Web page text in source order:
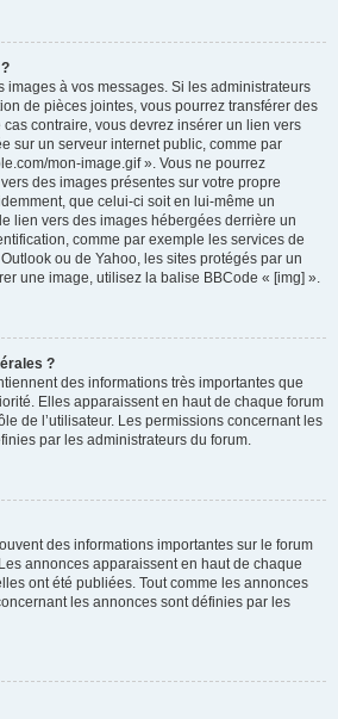
images à vos messages. Si les administrateurs
de pièces jointes, vous pourrez transférer des
contraire, vous devrez insérer un lien vers
sur un serveur internet public, comme par
mon-image.gif ». Vous ne pourrez
des images présentes sur votre propre
que celui-ci soit en lui-même un
lien vers des images hébergées derrière un
comme par exemple les services de
ou de Yahoo, les sites protégés par un
une image, utilisez la balise BBCode « [img] ».
?
des informations très importantes que
Elles apparaissent en haut de chaque forum
de l’utilisateur. Les permissions concernant les
par les administrateurs du forum.
des informations importantes sur le forum
annonces apparaissent en haut de chaque
ont été publiées. Tout comme les annonces
les annonces sont définies par les